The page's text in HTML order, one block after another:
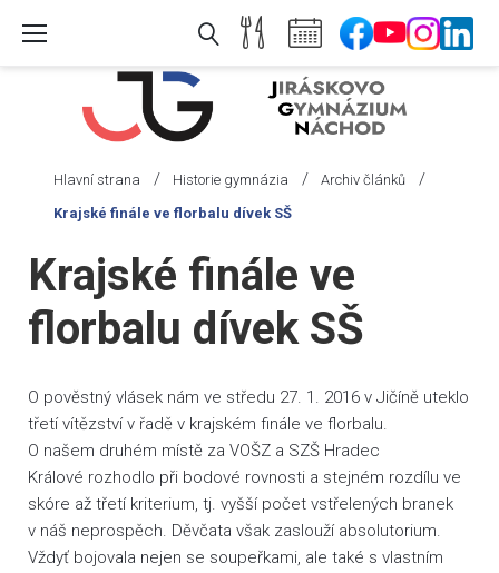
Hlavní strana / Historie gymnázia / Archiv článků /
Krajské finále ve florbalu dívek SŠ
Krajské finále ve
florbalu dívek SŠ
O pověstný vlásek nám ve středu 27. 1. 2016 v Jičíně uteklo
třetí vítězství v řadě v krajském finále ve florbalu.
O našem druhém místě za VOŠZ a SZŠ Hradec
Králové rozhodlo při bodové rovnosti a stejném rozdílu ve
skóre až třetí kriterium, tj. vyšší počet vstřelených branek
v náš neprospěch. Děvčata však zaslouží absolutorium.
Vždyť bojovala nejen se soupeřkami, ale také s vlastním